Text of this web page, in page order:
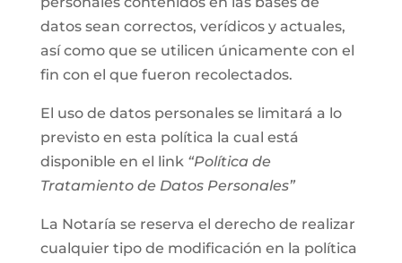
datos sean correctos, verídicos y actuales,
así como que se utilicen únicamente con el
fin con el que fueron recolectados.
El uso de datos personales se limitará a lo
previsto en esta política la cual está
disponible en el link “Política de
Tratamiento de Datos Personales”
La Notaría se reserva el derecho de realizar
cualquier tipo de modificación en la política